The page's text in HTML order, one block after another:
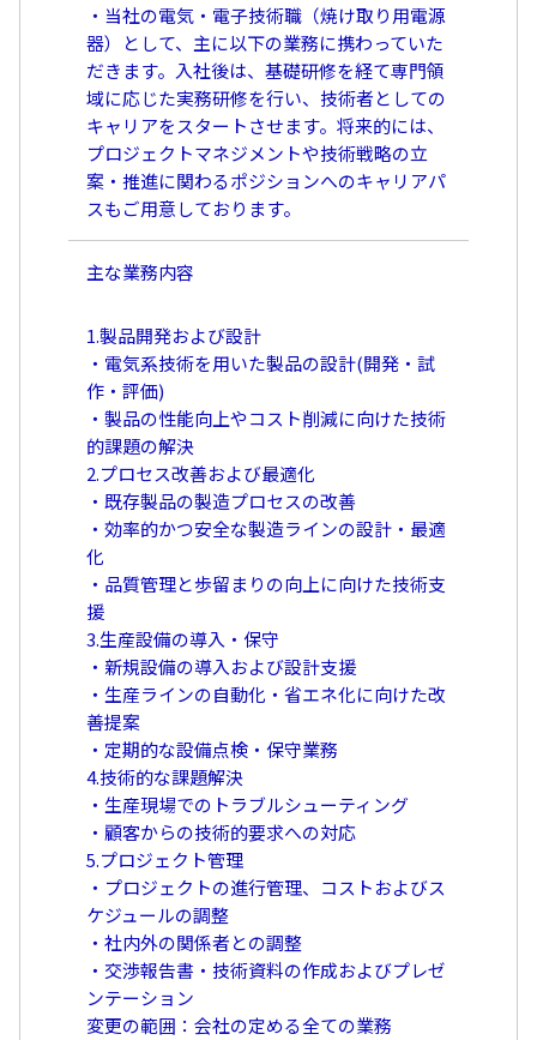
・当社の電気・電子技術職（焼け取り用電源
器）として、主に以下の業務に携わっていた
だきます。入社後は、基礎研修を経て専門領
域に応じた実務研修を行い、技術者としての
キャリアをスタートさせます。将来的には、
プロジェクトマネジメントや技術戦略の立
案・推進に関わるポジションへのキャリアパ
スもご用意しております。
主な業務内容
1.製品開発および設計
・電気系技術を用いた製品の設計(開発・試
作・評価)
・製品の性能向上やコスト削減に向けた技術
的課題の解決
2.プロセス改善および最適化
・既存製品の製造プロセスの改善
・効率的かつ安全な製造ラインの設計・最適
化
・品質管理と歩留まりの向上に向けた技術支
援
3.生産設備の導入・保守
・新規設備の導入および設計支援
・生産ラインの自動化・省エネ化に向けた改
善提案
・定期的な設備点検・保守業務
4.技術的な課題解決
・生産現場でのトラブルシューティング
・顧客からの技術的要求への対応
5.プロジェクト管理
・プロジェクトの進行管理、コストおよびス
ケジュールの調整
・社内外の関係者との調整
・交渉報告書・技術資料の作成およびプレゼ
ンテーション
変更の範囲：会社の定める全ての業務